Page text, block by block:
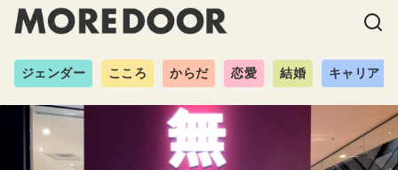
ジェンダー こころ からだ 恋愛 結婚 キャリア